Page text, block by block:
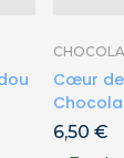
Cœur
6,50 €